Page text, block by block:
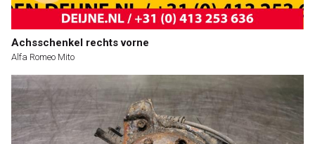
Achsschenkel rechts vorne
Alfa Romeo Mito